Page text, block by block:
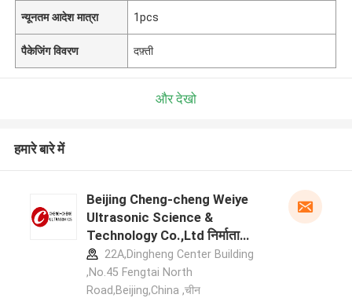
न्यूनतम आदेश मात्रा 1pcs
पैकेजिंग विवरण दफ़्ती
और देखो
हमारे बारे में
Beijing Cheng-cheng Weiye
Ultrasonic Science &
Technology Co.,Ltd निर्माता
प्रोफ़ाइल
22A,Dingheng Center Building
,No.45 Fengtai North
Road,Beijing,China ,चीन